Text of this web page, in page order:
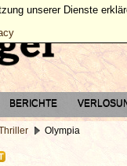
BERICHTE
Olympia
unserer Dienste